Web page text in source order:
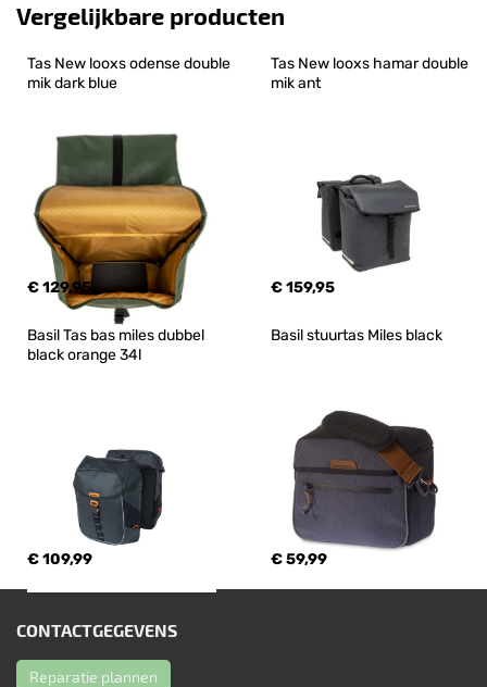
Vergelijkbare producten
Tas New looxs odense double
mik dark blue
€ 129,95
Tas New looxs hamar double
mik ant
€ 159,95
Basil Tas bas miles dubbel
black orange 34l
€ 109,99
Basil stuurtas Miles black
€ 59,99
CONTACTGEGEVENS
Reparatie plannen